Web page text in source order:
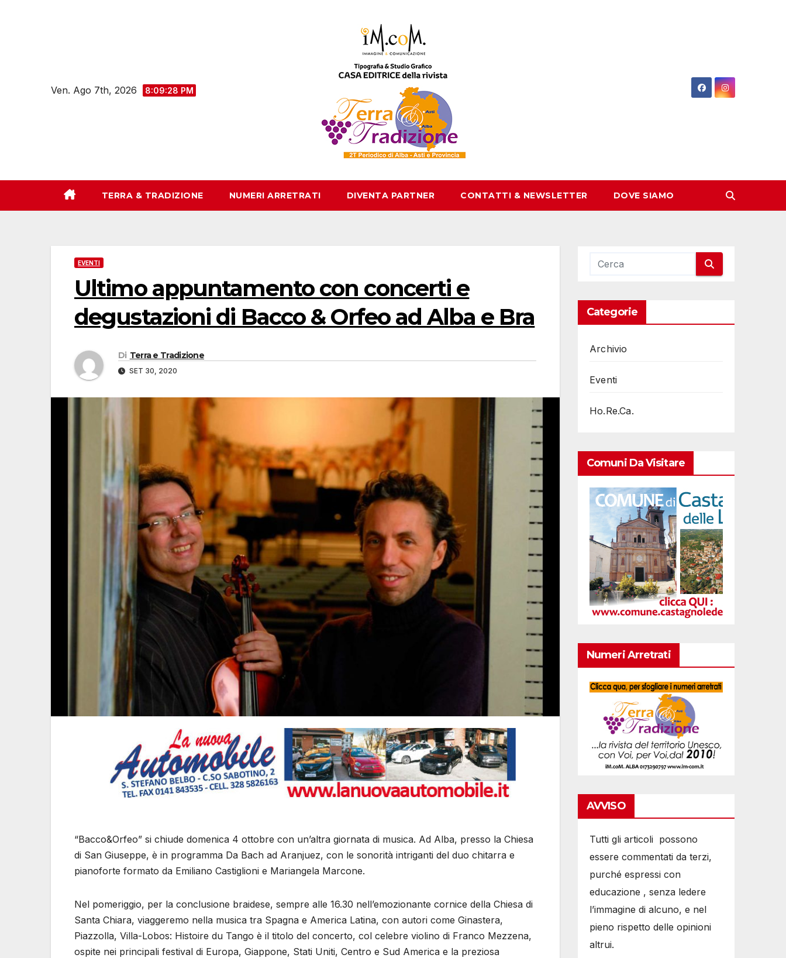
Ven. Ago 7th, 2026 8:09:29 PM
TERRA & TRADIZIONE NUMERI ARRETRATI DIVENTA PARTNER CONTATTI & NEWSLETTER DOVE SIAMO
EVENTI
Ultimo appuntamento con concerti e
degustazioni di Bacco & Orfeo ad Alba e Bra
Di Terra e Tradizione
SET 30, 2020
“Bacco&Orfeo” si chiude domenica 4 ottobre con un’altra giornata di musica. Ad Alba, presso la Chiesa
di San Giuseppe, è in programma Da Bach ad Aranjuez, con le sonorità intriganti del duo chitarra e
pianoforte formato da Emiliano Castiglioni e Mariangela Marcone.
Nel pomeriggio, per la conclusione braidese, sempre alle 16.30 nell’emozionante cornice della Chiesa di
Santa Chiara, viaggeremo nella musica tra Spagna e America Latina, con autori come Ginastera,
Piazzolla, Villa-Lobos: Histoire du Tango è il titolo del concerto, col celebre violino di Franco Mezzena,
ospite nei principali festival di Europa, Giappone, Stati Uniti, Centro e Sud America e la preziosa
Categorie
Archivio
Eventi
Ho.Re.Ca.
Comuni Da Visitare
Numeri Arretrati
AVVISO
Tutti gli articoli possono
essere commentati da terzi,
purché espressi con
educazione , senza ledere
l’immagine di alcuno, e nel
pieno rispetto delle opinioni
altrui.